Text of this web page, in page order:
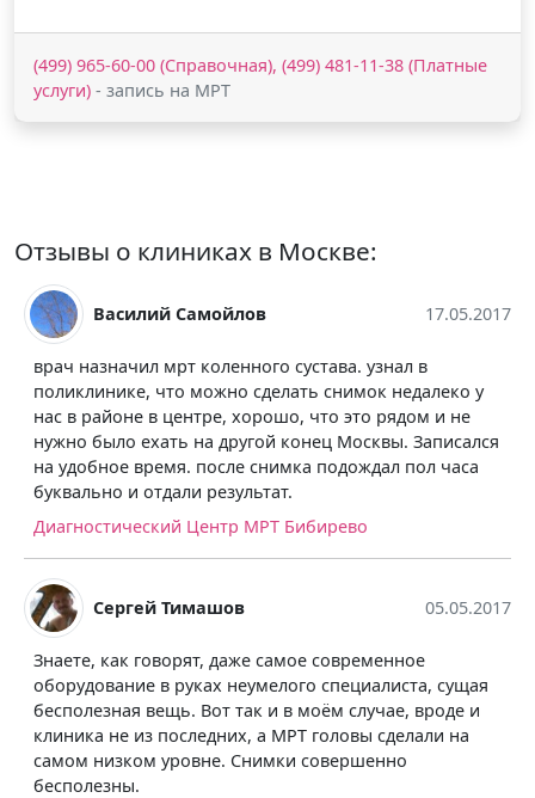
(499) 965-60-00 (Справочная), (499) 481-11-38 (Платные
услуги) - запись на МРТ
Отзывы о клиниках в Москве:
Василий Самойлов 17.05.2017
врач назначил мрт коленного сустава. узнал в
поликлинике, что можно сделать снимок недалеко у
нас в районе в центре, хорошо, что это рядом и не
нужно было ехать на другой конец Москвы. Записался
на удобное время. после снимка подождал пол часа
буквально и отдали результат.
Диагностический Центр МРТ Бибирево
Сергей Тимашов 05.05.2017
Знаете, как говорят, даже самое современное
оборудование в руках неумелого специалиста, сущая
бесполезная вещь. Вот так и в моём случае, вроде и
клиника не из последних, а МРТ головы сделали на
самом низком уровне. Снимки совершенно
бесполезны.